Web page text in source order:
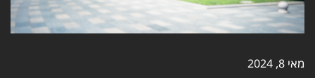
מאי 8, 2024